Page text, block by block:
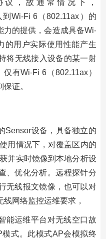
议，故通常情况下，
Wi-Fi 6（802.11ax）的
力的提供，会造成具备Wi-
的用户实际使用性能产生
将无线接入设备的某一射
有Wi-Fi 6（802.11ax）
证。
Sensor设备，具备独立的
用情况下，对覆盖区内的
并实时镜像到本地分析设
、优化分析。远程探针分
无线报文镜像，也可以对
网络监控运维要求，
能运维平台对无线空口故
式。此模式AP会模拟终